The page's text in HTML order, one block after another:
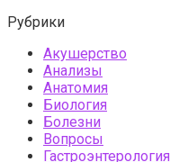
Рубрики
Акушерство
Анализы
Анатомия
Биология
Болезни
Вопросы
Гастроэнтерология